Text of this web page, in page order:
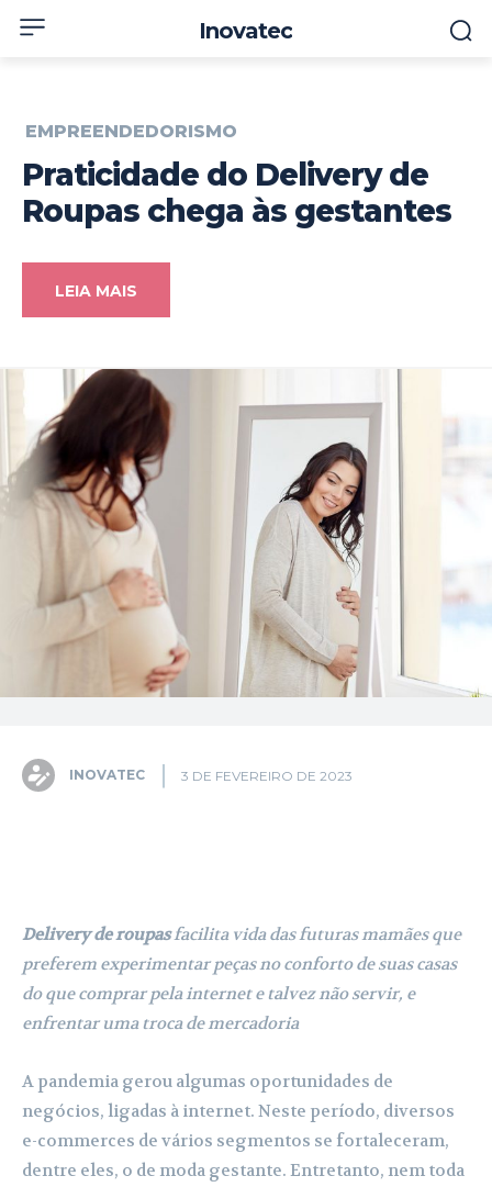
Inovatec
EMPREENDEDORISMO
Praticidade do Delivery de
Roupas chega às gestantes
LEIA MAIS
INOVATEC 3 DE FEVEREIRO DE 2023
Delivery de roupasfacilita vida das futuras mamães que
preferem experimentar peças no conforto de suas casas
do que comprar pela internet e talvez não servir, e
enfrentar uma troca de mercadoria
A pandemia gerou algumas oportunidades de
negócios, ligadas à internet. Neste período, diversos
e-commerces de vários segmentos se fortaleceram,
dentre eles, o de moda gestante. Entretanto, nem toda